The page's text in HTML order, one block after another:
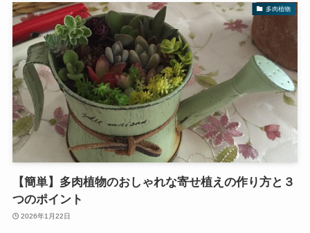
多肉植物
【簡単】多肉植物のおしゃれな寄せ植えの作り方と３
つのポイント
2026年1月22日